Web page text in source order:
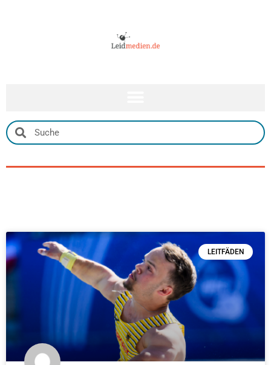
LEITFÄDEN